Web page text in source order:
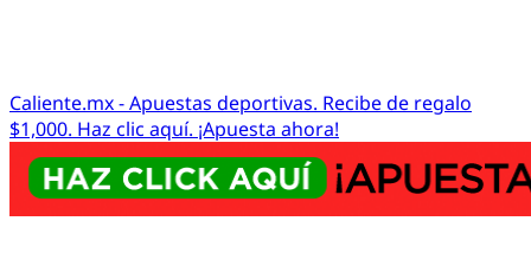
Caliente.mx - Apuestas deportivas. Recibe de regalo
$1,000. Haz clic aquí. ¡Apuesta ahora!